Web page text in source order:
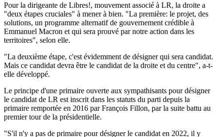
Pour la dirigeante de Libres!, mouvement associé à LR, la droite a
"deux étapes cruciales" à mener à bien. "La première: le projet, des
solutions, un programme alternatif de gouvernement crédible à
Emmanuel Macron et qui sera prouvé par notre action dans les
territoires", selon elle.
"La deuxième étape, c'est évidemment de désigner qui sera candidat.
Mais ce candidat devra être le candidat de la droite et du centre", a-t-
elle développé.
Le principe d'une primaire ouverte aux sympathisants pour désigner
le candidat de LR est inscrit dans les statuts du parti depuis la
primaire remportée en 2016 par François Fillon, par la suite battu au
premier tour de la présidentielle.
"S'il n'y a pas de primaire pour désigner le candidat en 2022, il y